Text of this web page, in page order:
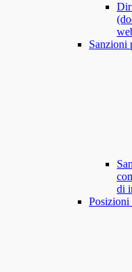
Sanzioni
di
Posizioni